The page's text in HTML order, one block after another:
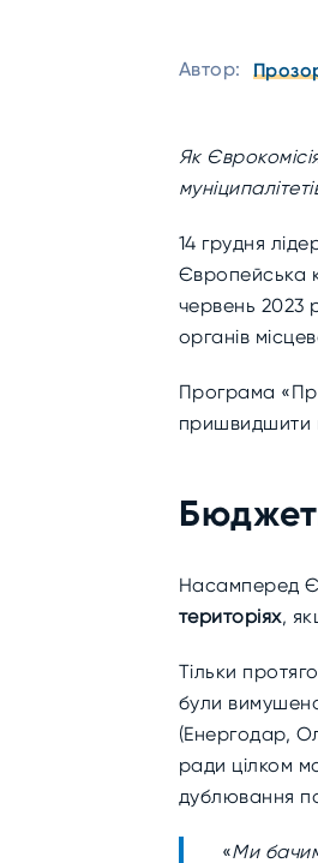
Автор:
Як
14 грудня
Європейська
червень 2023
органів
Програма
пришвидшити
Насамперед
територіях,
Тільки
були
(Енергодар,
ради цілком
дублювання
«Ми